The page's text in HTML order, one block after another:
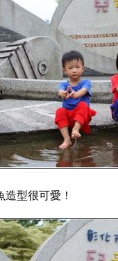
型很可愛！